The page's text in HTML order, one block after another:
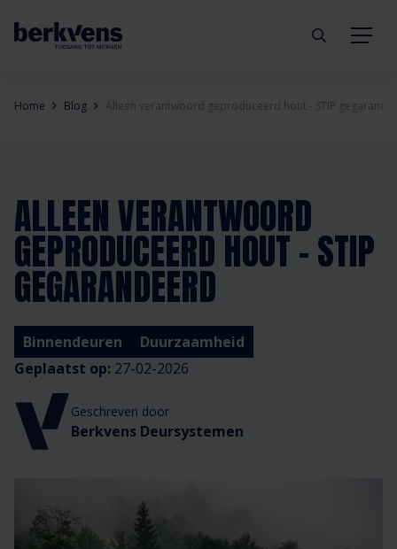
Kozijnen
Hang- & sluitwerk
Diensten
Technische documentatie
Veelgestelde vragen
Meergezinswoning
Utiliteitsgebouw
Prefab woning
Architect
Projectontwikkelaar
Handelspartner
Brandwerend
Geluidwerend
Rookwerend
Duurzaamheid
Brochures
Technische documentatie
Veelgestelde vragen
Webshop
Inspiratie
Verkooppunten
Veelgestelde vragen
Organisatie
Duurzaamheid
GND Garantiedeuren
Werken bij Berkvens
Home Blog Alleen verantwoord geproduceerd hout - STIP
ALLEEN VERANTWOORD
GEPRODUCEERD HOUT - STIP
GEGARANDEERD
Binnendeuren
Duurzaamheid
Geplaatst op: 27-02-2026
Geschreven door
Berkvens Deursystemen